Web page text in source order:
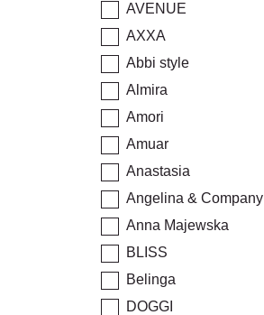
AVENUE
AXXA
Abbi style
Almira
Amori
Amuar
Anastasia
Angelina & Company
Anna Majewska
BLISS
Belinga
DOGGI